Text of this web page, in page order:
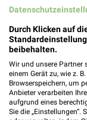
Durch Klicken auf
beibehalten.
Wir und unsere
einem Gerät zu, wie z.
Browserspeichern, um
Anbieter verarbeiten
aufgrund eines
Sie die „Einstellungen“.